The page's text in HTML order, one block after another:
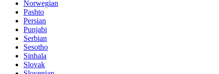
Norwegian
Pashto
Persian
Punjabi
Serbian
Sesotho
Sinhala
Slovak